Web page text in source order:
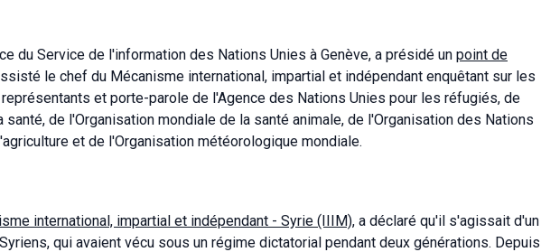
du Service de l'information des Nations Unies à Genève, a présidé un point de
le chef du Mécanisme international, impartial et indépendant enquêtant sur les
et porte-parole de l'Agence des Nations Unies pour les réfugiés, de
santé, de l'Organisation mondiale de la santé animale, de l'Organisation des Nations
et de l'Organisation météorologique mondiale.
international, impartial et indépendant - Syrie (IIIM), a déclaré qu'il s'agissait d'un
qui avaient vécu sous un régime dictatorial pendant deux générations. Depuis